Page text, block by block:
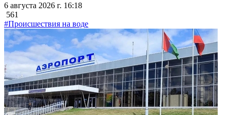
6 августа 2026 г. 16:18
561
#Происшествия на воде